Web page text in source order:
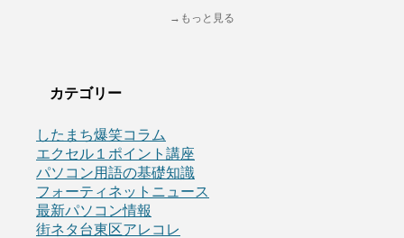
→もっと見る
カテゴリー
したまち爆笑コラム
エクセル１ポイント講座
パソコン用語の基礎知識
フォーティネットニュース
最新パソコン情報
街ネタ台東区アレコレ